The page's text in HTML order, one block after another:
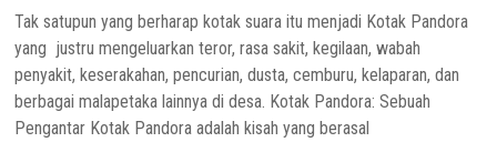
Tak satupun yang berharap kotak suara itu menjadi Kotak Pandora
yang justru mengeluarkan teror, rasa sakit, kegilaan, wabah
penyakit, keserakahan, pencurian, dusta, cemburu, kelaparan, dan
berbagai malapetaka lainnya di desa. Kotak Pandora: Sebuah
Pengantar Kotak Pandora adalah kisah yang berasal